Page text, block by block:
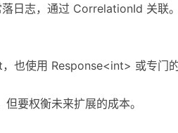
日志，通过 CorrelationId 关联
也使用 Response<int> 或专门
要权衡未来扩展的成本。